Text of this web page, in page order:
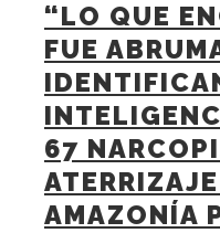
“LO QUE
FUE
67
AMAZONÍA